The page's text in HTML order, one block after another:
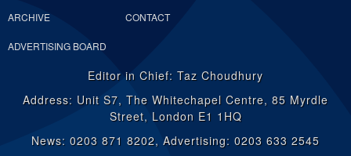
ARCHIVE CONTACT
ADVERTISING BOARD
Editor in Chief: Taz Choudhury
Address: Unit S7, The Whitechapel Centre, 85 Myrdle
Street, London E1 1HQ
News: 0203 871 8202, Advertising: 0203 633 2545